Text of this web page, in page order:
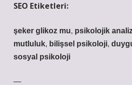
SEO Etiketleri:
şeker glikoz mu, psikolojik
mutluluk, bilişsel psikoloji,
sosyal psikoloji
—